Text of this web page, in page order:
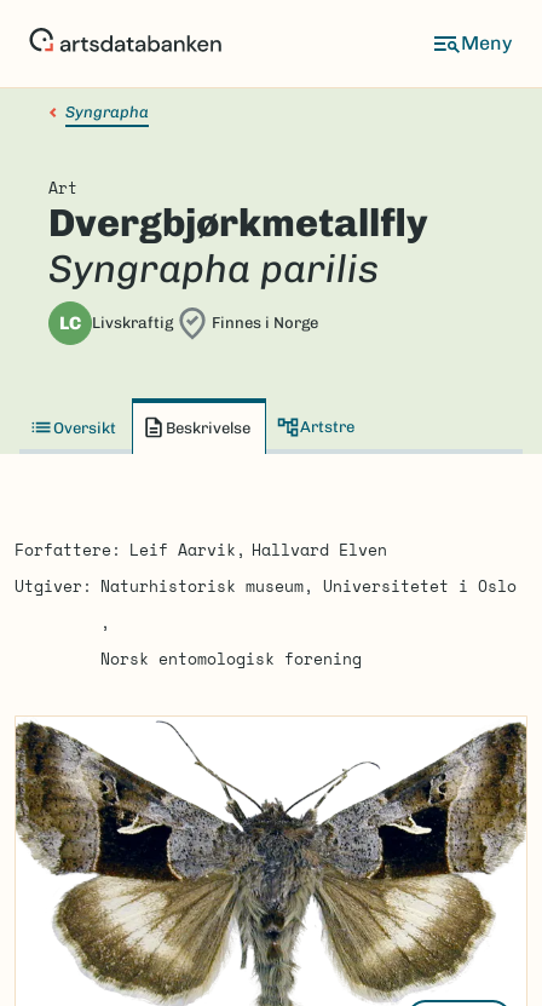
Syngrapha
Art
Dvergbjørkmetallfly
Syngrapha parilis
LC Livskraftig Finnes i Norge
Oversikt Beskrivelse Artstre
Forfattere Leif Aarvik
Hallvard Elven
Utgiver
Naturhistorisk museum, Universitetet i Oslo
Norsk entomologisk forening